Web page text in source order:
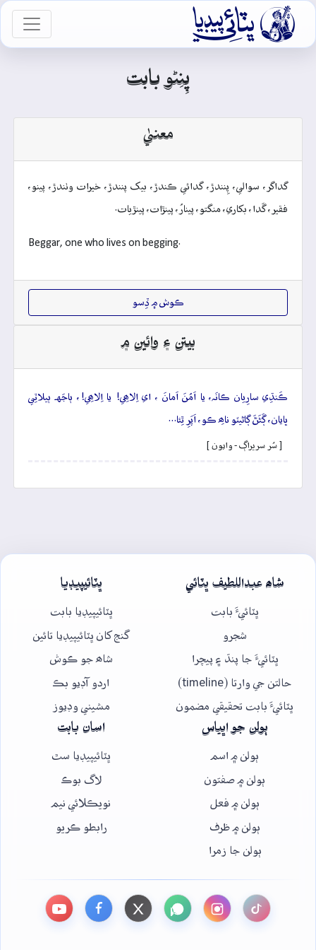

پِنِڻو بابت
معنيٰ
گداگر، سوالي، پِنندڙ، گدائي ڪندڙ، بيک پنندڙ، خيرات وٺندڙ، پينو،
فقير، گَدا، بکاري، منگتو، پينارُ، پينڙات، پينڙيات.
Beggar, one who lives on begging.
ڪوش ۾ ڏِسو
بيتن ۽ وائين ۾
ڪَنڌِي سارِيان ڪانَہ، يا اَمُنَ اَمانَ ، اي اِلاھِي! يا اِلاھِي!، ٻاجَهہ ٻيلاٽِي
ڀايان، ڳَڻَڻَ ڳاڻيٽو ناھِ ڪو، اَپَرِ ٿِئا…
[ سُر سريراڳ - وايون ]
شاھ عبداللطيف ڀٽائي
ڀٽائيءَ بابت
شجرو
ڀٽائيءَ جا پنڌ ۽ پيچرا
حالتن جي وارتا (timeline)
ڀٽائيءَ بابت تحقيقي مضمون
ڀٽائيپيڊيا
ڀٽائيپيڊيا بابت
گنج کان ڀٽائيپيڊيا تائين
شاھ جو ڪوش
اردو آڊيو بڪ
مشيني وڊيوز
ٻولن جو اڀياس
ٻولن ۾ اسم
ٻولن ۾ صفتون
ٻولن ۾ فعل
ٻولن ۾ ظرف
ٻولن جا زمرا
اسان بابت
ڀٽائيپيڊيا سٿ
لاگ بوڪ
نويڪلائي نيم
رابطو ڪريو